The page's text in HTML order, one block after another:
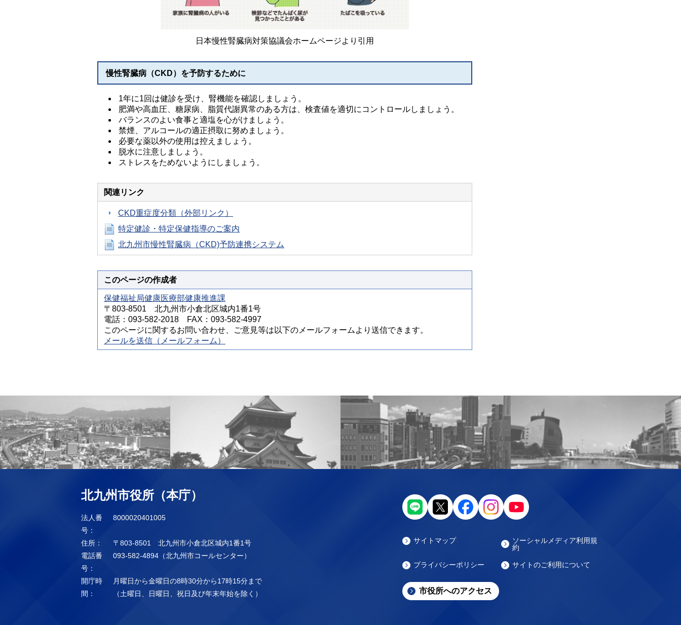
日本慢性腎臓病対策協議会ホームページより引用
慢性腎臓病（CKD）を予防するために
1年に1回は健診を受け、腎機能を確認しましょう。
肥満や高血圧、糖尿病、脂質代謝異常のある方は、検査値を適切にコントロールしましょう。
バランスのよい食事と適塩を心がけましょう。
禁煙、アルコールの適正摂取に努めましょう。
必要な薬以外の使用は控えましょう。
脱水に注意しましょう。
ストレスをためないようにしましょう。
関連リンク
CKD重症度分類（外部リンク）
特定健診・特定保健指導のご案内
北九州市慢性腎臓病（CKD)予防連携システム
このページの作成者
保健福祉局健康医療部健康推進課
〒803-8501 北九州市小倉北区城内1番1号
電話：093-582-2018 FAX：093-582-4997
このページに関するお問い合わせ、ご意見等は以下のメールフォームより送信できます。
メールを送信（メールフォーム）
北九州市役所（本庁）
法人番
号：
8000020401005
住所：
〒803-8501 北九州市小倉北区城内1番1号
電話番
号：
093-582-4894（北九州市コールセンター）
開庁時
間：
月曜日から金曜日の8時30分から17時15分まで
（土曜日、日曜日、祝日及び年末年始を除く）
サイトマップ
ソーシャルメディア利用規
約
プライバシーポリシー サイトのご利用について
市役所へのアクセス